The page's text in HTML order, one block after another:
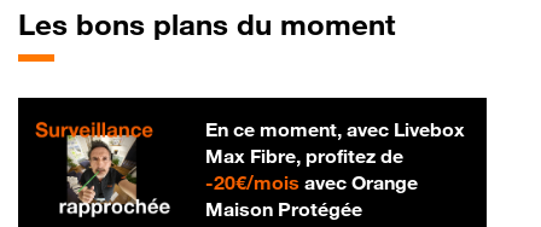
Les bons plans du moment
En ce moment, avec Livebox
Max Fibre, profitez de
-20€/mois20 € par mois
avec Orange
Maison Protégée